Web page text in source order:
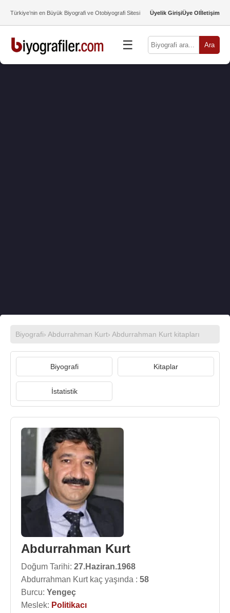
Türkiye’nin en Büyük Biyografi ve Otobiyografi Sitesi Üyelik GirişiÜye Olİletişim
☰ Ara
Biyografi› Abdurrahman Kurt› Abdurrahman Kurt kitapları
Biyografi Kitaplar
İstatistik
Abdurrahman Kurt
Doğum Tarihi: 27.Haziran.1968
Abdurrahman Kurt kaç yaşında : 58
Burcu: Yengeç
Meslek: Politikacı